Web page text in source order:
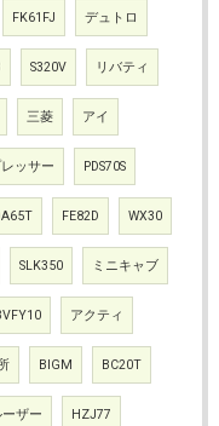
FK61FJ デュトロ
S320V リバティ
三菱 アイ
ッサー PDS70S
FE82D WX30
SLK350 ミニキャブ
アクティ
BIGM BC20T
ザー HZJ77